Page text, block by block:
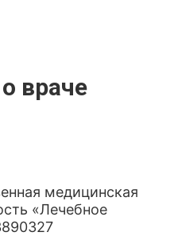
враче
медицинская
«Лечебное